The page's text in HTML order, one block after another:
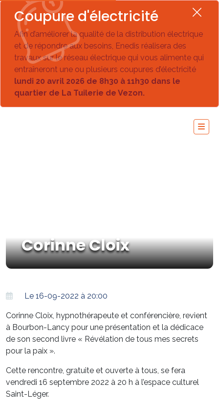
Coupure d'électricité
Afin d’améliorer la qualité de la distribution électrique
et de répondre aux besoins, Enedis réalisera des
travaux sur le réseau électrique qui vous alimente qui
entraîneront une ou plusieurs coupures d’électricité
lundi 20 avril 2026 de 8h30 à 11h30 dans le
quartier de La Tuilerie de Vezon.
Corinne Cloix
Le 16-09-2022 à 20:00
Corinne Cloix, hypnothérapeute et conférencière, revient
à Bourbon-Lancy pour une présentation et la dédicace
de son second livre « Révélation de tous mes secrets
pour la paix ».
Cette rencontre, gratuite et ouverte à tous, se fera
vendredi 16 septembre 2022 à 20 h à l’espace culturel
Saint-Léger.